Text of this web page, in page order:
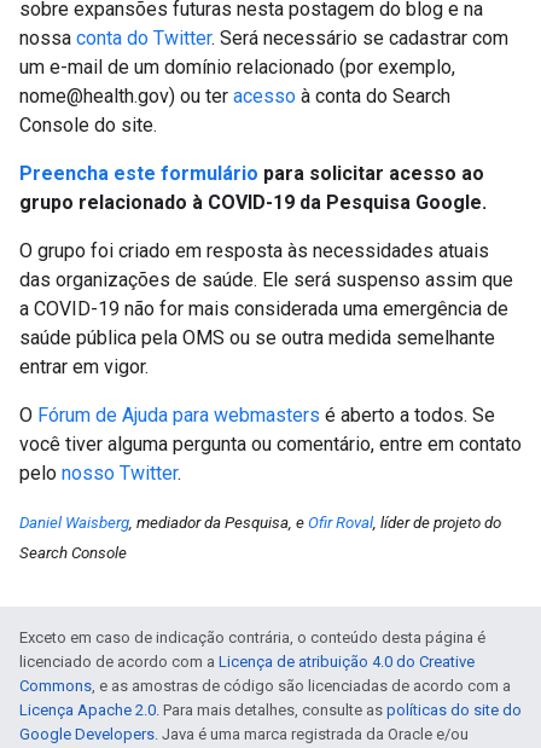
sobre expansões futuras nesta postagem do blog e na
nossa conta do Twitter. Será necessário se cadastrar com
um e-mail de um domínio relacionado (por exemplo,
nome@health.gov) ou ter acesso à conta do Search
Console do site.
Preencha este formulário para solicitar acesso ao
grupo relacionado à COVID-19 da Pesquisa Google.
O grupo foi criado em resposta às necessidades atuais
das organizações de saúde. Ele será suspenso assim que
a COVID-19 não for mais considerada uma emergência de
saúde pública pela OMS ou se outra medida semelhante
entrar em vigor.
O Fórum de Ajuda para webmasters é aberto a todos. Se
você tiver alguma pergunta ou comentário, entre em contato
pelo nosso Twitter.
Daniel Waisberg, mediador da Pesquisa, e Ofir Roval, líder de projeto do
Search Console
Exceto em caso de indicação contrária, o conteúdo desta página é
licenciado de acordo com a Licença de atribuição 4.0 do Creative
Commons, e as amostras de código são licenciadas de acordo com a
Licença Apache 2.0. Para mais detalhes, consulte as políticas do site do
Google Developers. Java é uma marca registrada da Oracle e/ou